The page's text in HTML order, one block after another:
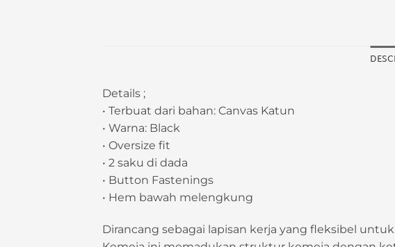
Details ;
• Terbuat dari bahan: Canvas Katun
• Warna: Black
• Oversize fit
• 2 saku di dada
• Button Fastenings
• Hem bawah melengkung
Dirancang sebagai lapisan kerja yang fleksibel